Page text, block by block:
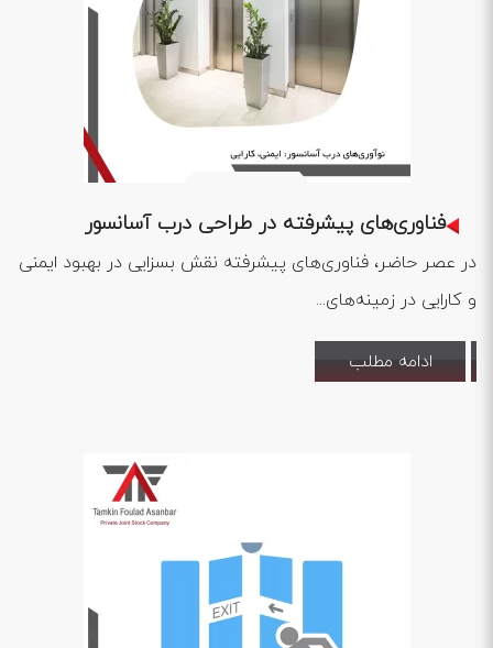
فناوری‌های پیشرفته در طراحی درب آسانسور
در عصر حاضر، فناوری‌های پیشرفته نقش بسزایی در بهبود ایمنی
و کارایی در زمینه‌های...
ادامه مطلب